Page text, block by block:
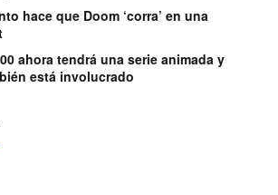
hace que Doom ‘corra’ en una
ahora tendrá una serie animada y
está involucrado